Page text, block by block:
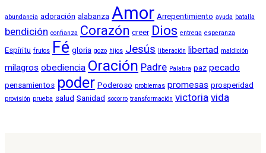
abundancia adoración alabanza Amor Arrepentimiento ayuda batalla
bendición confianza Corazón creer Dios entrega esperanza
Espíritu frutos Fé gloria gozo hijos Jesús liberación libertad maldición
milagros obediencia Oración Padre Palabra paz pecado
pensamientos poder Poderoso problemas promesas prosperidad
provisión prueba salud Sanidad socorro transformación victoria vida